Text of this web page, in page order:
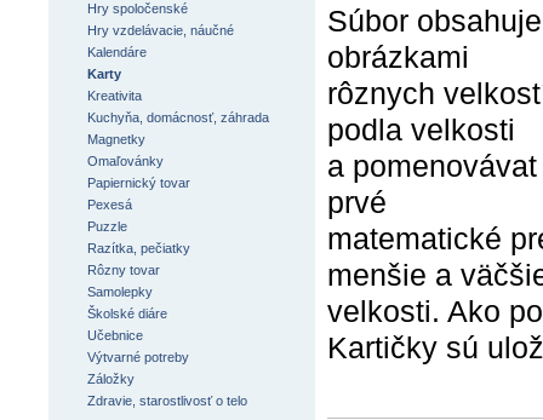
Súbor
obrázkami
rôznych
podla velkosti
a
prvé
matematické
menšie a
velkosti. Ako
Kartičky sú
Hry spoločenské
Hry vzdelávacie, náučné
Kalendáre
Karty
Kreativita
Kuchyňa, domácnosť, záhrada
Magnetky
Omaľovánky
Papiernický tovar
Pexesá
Puzzle
Razítka, pečiatky
Rôzny tovar
Samolepky
Školské diáre
Učebnice
Výtvarné potreby
Záložky
Zdravie, starostlivosť o telo